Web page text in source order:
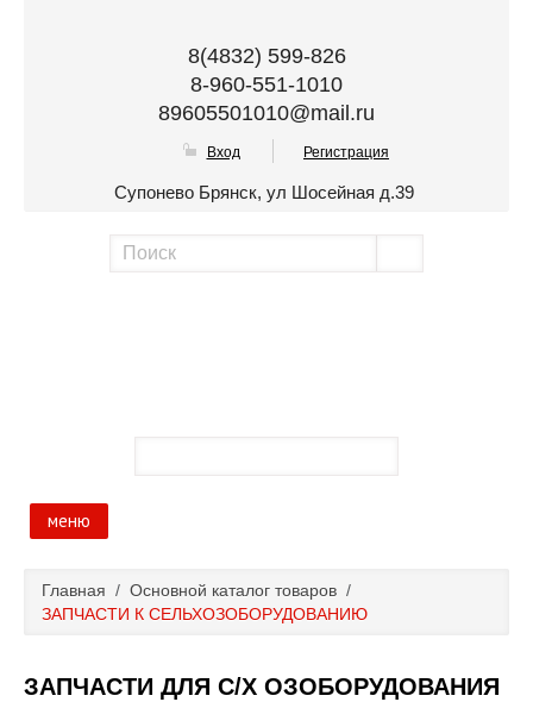
8(4832) 599-826
8-960-551-1010
89605501010@mail.ru
Вход Регистрация
Супонево Брянск, ул Шосейная д.39
меню
Основной каталог товаров
Доставка и оплата
Главная / Основной каталог товаров /
ЗАПЧАСТИ К СЕЛЬХОЗОБОРУДОВАНИЮ
ЗАПЧАСТИ ДЛЯ С/Х ОЗОБОРУДОВАНИЯ